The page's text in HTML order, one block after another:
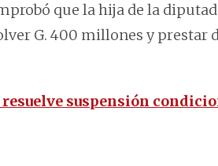
que la hija de la
G. 400 millones y prestar
suspensión